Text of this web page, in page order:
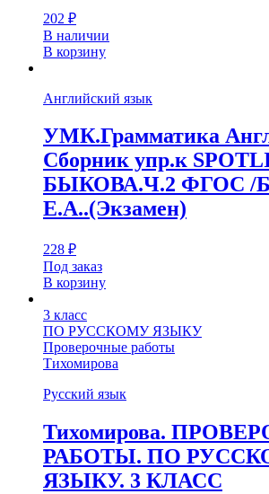
202 ₽
В наличии
В корзину
Английский язык
УМК.Грамматика
Сборник упр.к
БЫКОВА.Ч.2 ФГОС /
Е.А..(Экзамен)
228 ₽
Под заказ
В корзину
3 класс
ПО РУССКОМУ ЯЗЫКУ
Проверочные работы
Тихомирова
Русский язык
Тихомирова.
РАБОТЫ. ПО
ЯЗЫКУ. 3 КЛАСС